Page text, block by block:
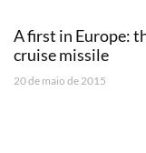
A first in Europe:
cruise missile
20 de maio de 2015